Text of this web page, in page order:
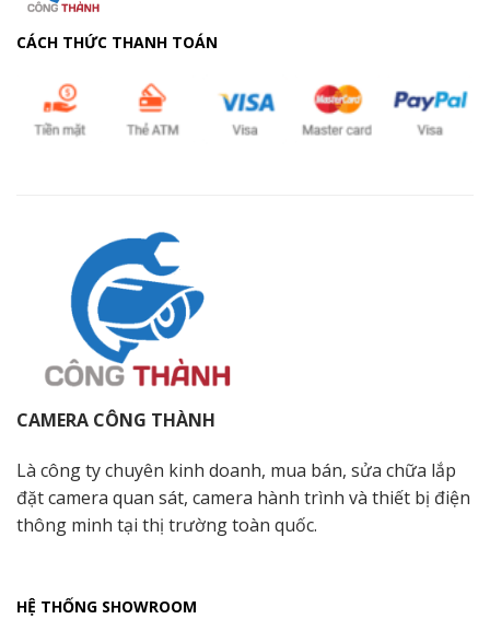
CÁCH THỨC THANH TOÁN
CAMERA CÔNG THÀNH
Là công ty chuyên kinh doanh, mua bán, sửa chữa lắp
đặt camera quan sát, camera hành trình và thiết bị điện
thông minh tại thị trường toàn quốc.
HỆ THỐNG SHOWROOM